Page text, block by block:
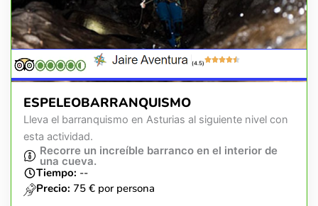
(4.5)
ESPELEOBARRANQUISMO
Lleva el barranquismo en Asturias al siguiente nivel con
esta actividad.
Recorre un increíble barranco en el interior de
una cueva.
Tiempo: --
Precio: 75 € por persona